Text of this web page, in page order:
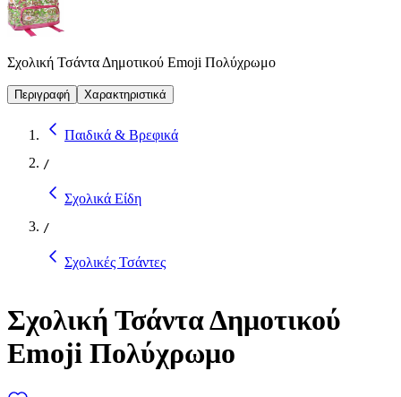
Σχολική Τσάντα Δημοτικού Emoji Πολύχρωμο
Περιγραφή Χαρακτηριστικά
Παιδικά & Βρεφικά
/
Σχολικά Είδη
/
Σχολικές Τσάντες
Σχολική Τσάντα Δημοτικού
Emoji Πολύχρωμο